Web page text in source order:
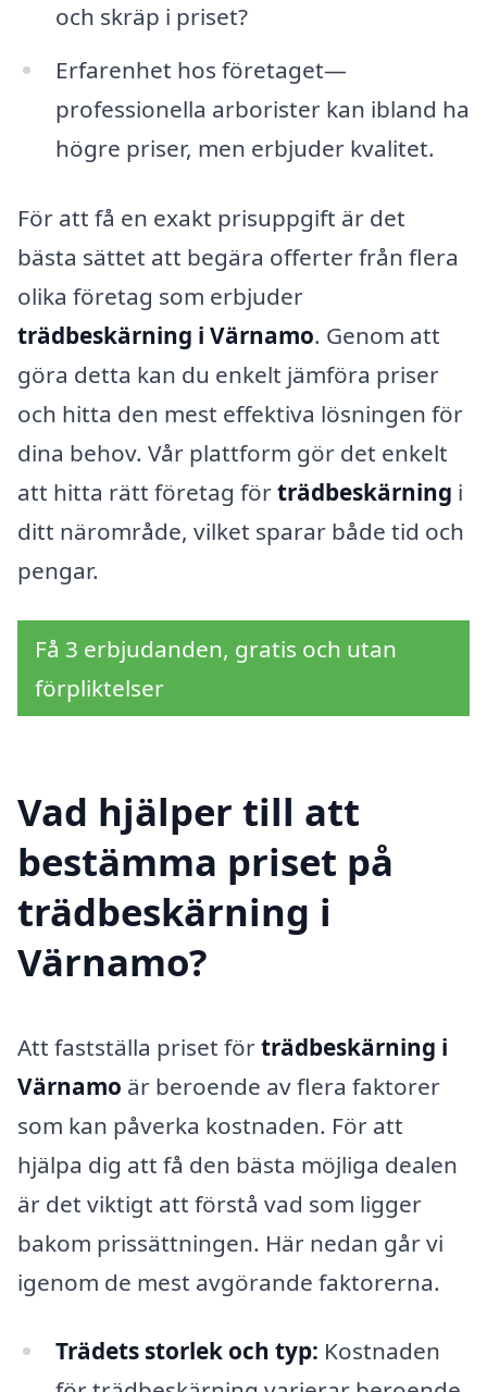
och skräp i priset?
Erfarenhet hos företaget—
professionella arborister kan ibland ha
högre priser, men erbjuder kvalitet.
För att få en exakt prisuppgift är det
bästa sättet att begära offerter från flera
olika företag som erbjuder
trädbeskärning i Värnamo. Genom att
göra detta kan du enkelt jämföra priser
och hitta den mest effektiva lösningen för
dina behov. Vår plattform gör det enkelt
att hitta rätt företag förträdbeskärning i
ditt närområde, vilket sparar både tid och
pengar.
Få 3 erbjudanden, gratis och utan
förpliktelser
Vad hjälper till att
bestämma priset på
trädbeskärning i
Värnamo?
Att fastställa priset förträdbeskärning i
Värnamo är beroende av flera faktorer
som kan påverka kostnaden. För att
hjälpa dig att få den bästa möjliga dealen
är det viktigt att förstå vad som ligger
bakom prissättningen. Här nedan går vi
igenom de mest avgörande faktorerna.
Trädets storlek och typ: Kostnaden